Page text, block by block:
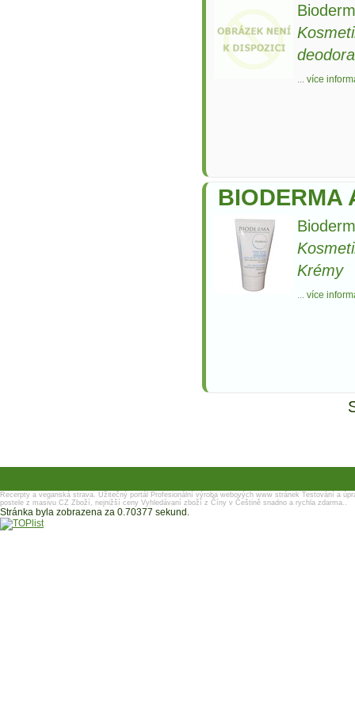
... více
BIODERMA
Krémy
... více
Recerpty a veganská strava. Užitečný portál Profesionální výroba webových www stránek Testování a
postele z masivu CZ Zboží, nejnižší ceny Vyhledávaní zboží z Číny v Češtině snadno a rychla zdarma..
Stránka byla zobrazena za 0.70377 sekund.